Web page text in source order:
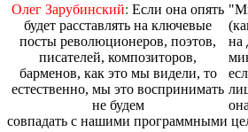
Олег Зарубинский: Если она опять
будет расставлять на ключевые
посты революционеров, поэтов,
писателей, композиторов,
барменов, как это мы видели, то
естественно, мы это воспринимать
не будем
на
совпадать с нашими программными